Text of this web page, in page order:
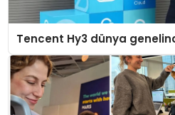
Tencent Hy3 dünya